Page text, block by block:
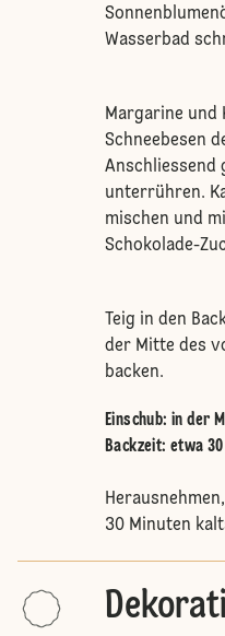
Wasserbad
Margarine und
Schneebesen
Anschliessend
unterrühren.
mischen und
Schokolade-
Teig in den
der Mitte des
backen.
Einschub:in der
Backzeit: etwa
30 Minuten